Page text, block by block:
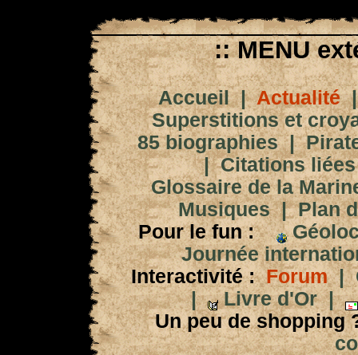
:: MENU
Accueil|Actualité
Superstitions et
85 biographies|
|Citations
Glossaire de la
Musiques|Plan
Pour le fun :
Journée
Interactivité : Forum|
|
Livre d'Or|
Un peu de shopping